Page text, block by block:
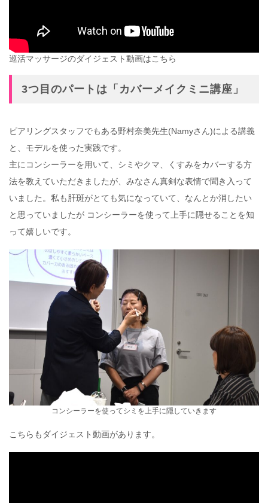
巡活マッサージのダイジェスト動画はこちら
3つ目のパートは「カバーメイクミニ講座」
ピアリングスタッフでもある野村奈美先生(Namyさん)による講義
と、モデルを使った実践です。
主にコンシーラーを用いて、シミやクマ、くすみをカバーする方
法を教えていただきましたが、みなさん真剣な表情で聞き入って
いました。私も肝斑がとても気になっていて、なんとか消したい
と思っていましたが コンシーラーを使って上手に隠せることを知
って嬉しいです。
コンシーラーを使ってシミを上手に隠していきます
こちらもダイジェスト動画があります。